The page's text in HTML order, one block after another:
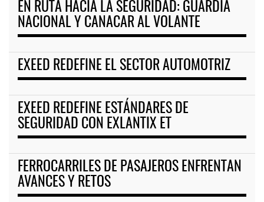
EN RUTA HACIA LA SEGURIDAD: GUARDIA
NACIONAL Y CANACAR AL VOLANTE
EXEED REDEFINE EL SECTOR AUTOMOTRIZ
EXEED REDEFINE ESTÁNDARES DE
SEGURIDAD CON EXLANTIX ET
FERROCARRILES DE PASAJEROS ENFRENTAN
AVANCES Y RETOS